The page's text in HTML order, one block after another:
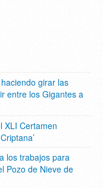
girar las
entre los Gigantes a
XLI Certamen
los trabajos para
Pozo de Nieve de